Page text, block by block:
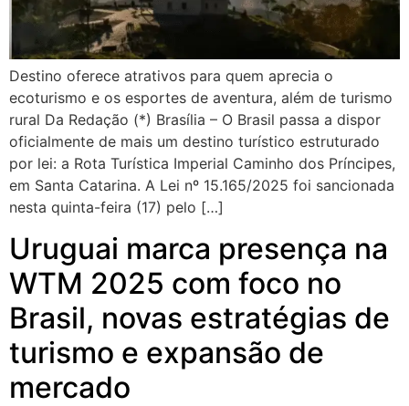
Destino oferece atrativos para quem aprecia o
ecoturismo e os esportes de aventura, além de turismo
rural Da Redação (*) Brasília – O Brasil passa a dispor
oficialmente de mais um destino turístico estruturado
por lei: a Rota Turística Imperial Caminho dos Príncipes,
em Santa Catarina. A Lei nº 15.165/2025 foi sancionada
nesta quinta-feira (17) pelo […]
Uruguai marca presença na
WTM 2025 com foco no
Brasil, novas estratégias de
turismo e expansão de
mercado